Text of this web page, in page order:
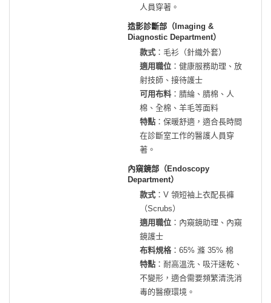
人員穿著。
造影診斷部（Imaging &
Diagnostic Department）
款式 ：毛衫（針織外套）
適用職位 ：健康服務助理、放
射技師、接待護士
可用布料 ：腈綸、腈棉、人
棉、全棉、羊毛等面料
特點 ：保暖舒適，適合長時間
在診斷室工作的醫護人員穿
著。
內窺鏡部（Endoscopy
Department）
款式 ：V 領短袖上衣配長褲
（Scrubs）
適用職位 ：內窺鏡助理、內窺
鏡護士
布料規格 ：65% 滌 35% 棉
特點 ：耐高溫洗、吸汗速乾、
不變形，適合需要頻繁清洗消
毒的醫療環境。